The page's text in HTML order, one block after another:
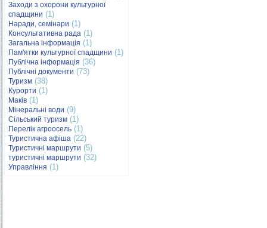
Заходи з охорони культурної
спадщини (1)
Наради, семінари (1)
Консультативна рада (1)
Загальна інформація (1)
Пам'ятки культурної спадщини (1)
Публічна інформація (36)
Публічні документи (73)
Туризм (38)
Курорти (1)
Маків (1)
Мінеральні води (9)
Сільський туризм (1)
Перелік агроосель (1)
Туристична афіша (22)
Туристичні маршрути (5)
туристичні маршрути (32)
Управління (1)